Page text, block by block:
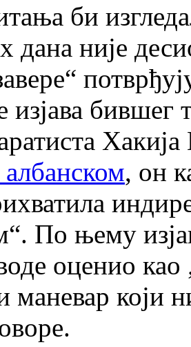
би
дана није
изјава
, он
По њему
оценио
маневар који